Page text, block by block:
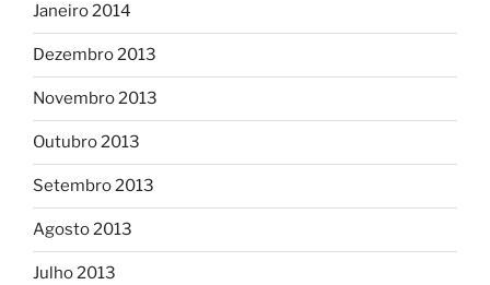
Janeiro 2014
Dezembro 2013
Novembro 2013
Outubro 2013
Setembro 2013
Agosto 2013
Julho 2013